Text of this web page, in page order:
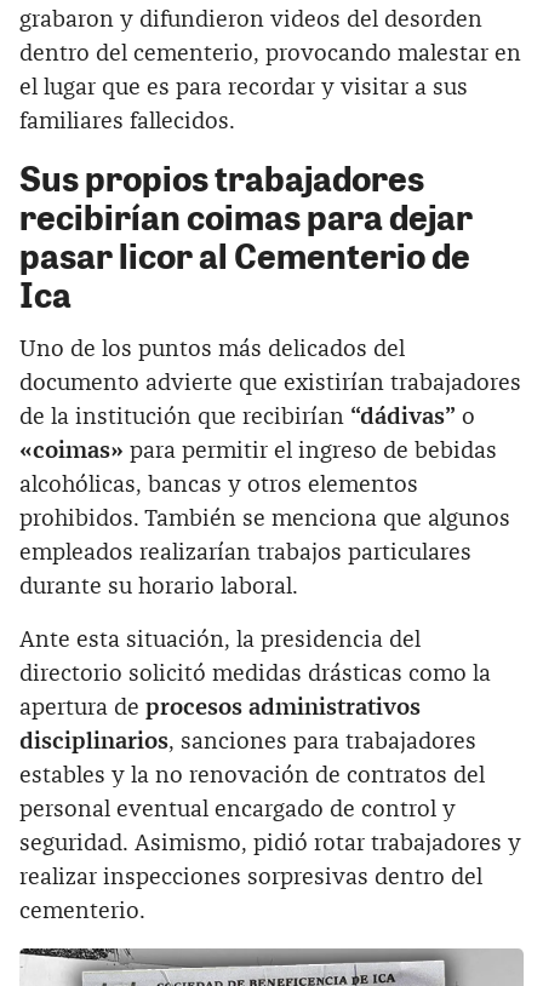
grabaron y difundieron videos del desorden
dentro del cementerio, provocando malestar en
el lugar que es para recordar y visitar a sus
familiares fallecidos.
Sus propios trabajadores
recibirían coimas para dejar
pasar licor al Cementerio de
Ica
Uno de los puntos más delicados del
documento advierte que existirían trabajadores
de la institución que recibirían “dádivas” o
«coimas» para permitir el ingreso de bebidas
alcohólicas, bancas y otros elementos
prohibidos. También se menciona que algunos
empleados realizarían trabajos particulares
durante su horario laboral.
Ante esta situación, la presidencia del
directorio solicitó medidas drásticas como la
apertura de procesos administrativos
disciplinarios, sanciones para trabajadores
estables y la no renovación de contratos del
personal eventual encargado de control y
seguridad. Asimismo, pidió rotar trabajadores y
realizar inspecciones sorpresivas dentro del
cementerio.